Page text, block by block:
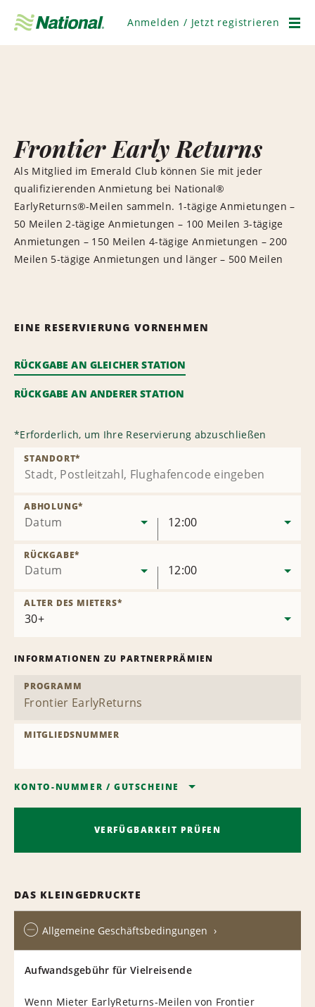
überspringen
Anmelden / Jetzt registrieren
Frontier Early Returns
Als Mitglied im Emerald Club können Sie mit jeder
qualifizierenden Anmietung bei National®
EarlyReturns®-Meilen sammeln. 1-tägige Anmietungen –
50 Meilen 2-tägige Anmietungen – 100 Meilen 3-tägige
Anmietungen – 150 Meilen 4-tägige Anmietungen – 200
Meilen 5-tägige Anmietungen und länger – 500 Meilen
EINE RESERVIERUNG VORNEHMEN
RÜCKGABE AN GLEICHER STATION
RÜCKGABE AN ANDERER STATION
*Erforderlich, um Ihre Reservierung abzuschließen
STANDORT*
Datum
ABHOLUNG*
12:00
Datum
RÜCKGABE*
12:00
ALTER DES MIETERS*
INFORMATIONEN ZU PARTNERPRÄMIEN
PROGRAMM
MITGLIEDSNUMMER
KONTO-NUMMER / GUTSCHEINE
VERFÜGBARKEIT PRÜFEN
DAS KLEINGEDRUCKTE
Allgemeine Geschäftsbedingungen
Aufwandsgebühr für Vielreisende
Wenn Mieter EarlyReturns-Meilen von Frontier